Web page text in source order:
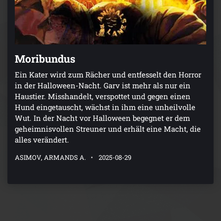
Moribundus
Ein Kater wird zum Rächer und entfesselt den Horror
in der Halloween-Nacht. Garv ist mehr als nur ein
Haustier. Misshandelt, verspottet und gegen einen
Hund eingetauscht, wächst in ihm eine unheilvolle
Wut. In der Nacht vor Halloween begegnet er dem
geheimnisvollen Streuner und erhält eine Macht, die
alles verändert.
ASIMOV, ARMANDS A. 2025-08-29